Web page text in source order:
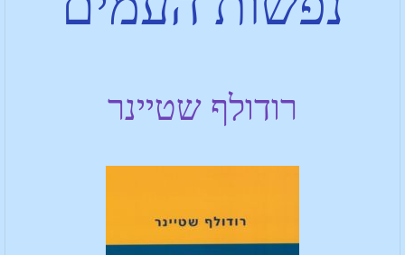
רודולף שטיינר